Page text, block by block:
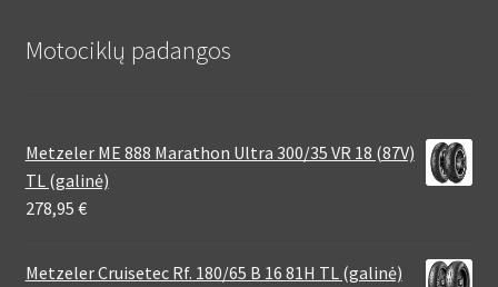
Motociklų padangos
Metzeler ME 888 Marathon Ultra 300/35 VR 18 (87V)
TL (galinė)
278,95 €
Metzeler Cruisetec Rf. 180/65 B 16 81H TL (galinė)